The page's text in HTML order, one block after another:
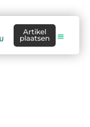
Artikel
plaatsen